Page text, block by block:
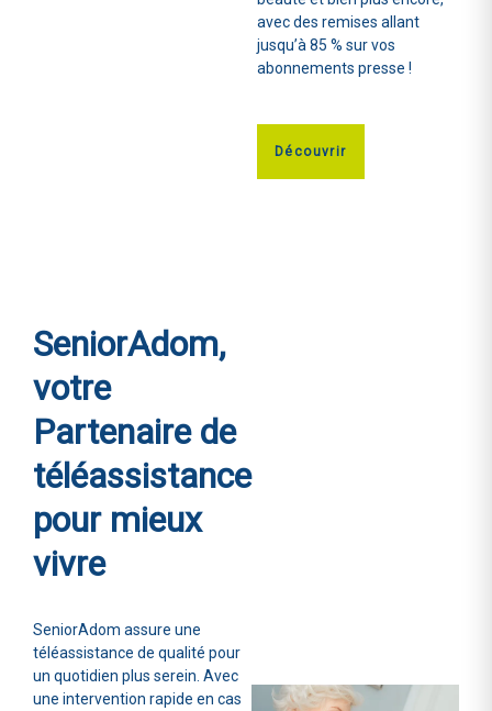
avec des remises allant
jusqu’à 85 % sur vos
abonnements presse !
Découvrir
SeniorAdom,
votre
Partenaire de
téléassistance
pour mieux
vivre
SeniorAdom assure une
téléassistance de qualité pour
un quotidien plus serein. Avec
une intervention rapide en cas